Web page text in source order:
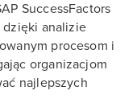
SuccessFactors
dzięki analizie
procesom i
organizacjom
najlepszych